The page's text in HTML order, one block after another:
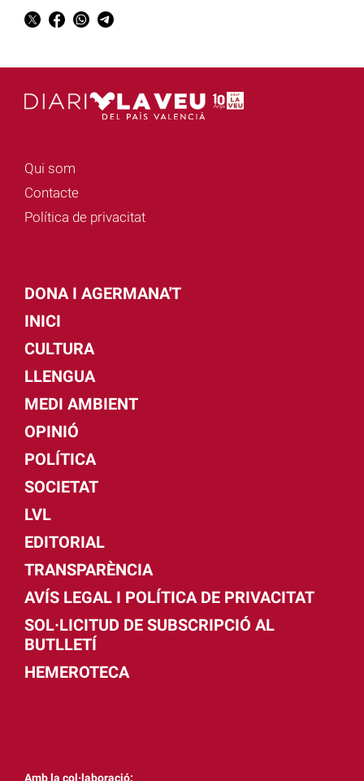
Qui som
Contacte
Política de privacitat
DONA I AGERMANA'T
INICI
CULTURA
LLENGUA
MEDI AMBIENT
OPINIÓ
POLÍTICA
SOCIETAT
LVL
EDITORIAL
TRANSPARÈNCIA
AVÍS LEGAL I POLÍTICA DE PRIVACITAT
SOL·LICITUD DE SUBSCRIPCIÓ AL
BUTLLETÍ
HEMEROTECA
Amb la col·laboració: